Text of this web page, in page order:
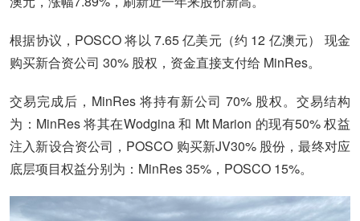
根据协议，POSCO 将以 7.65 亿美元（约 12 亿澳元） 现金
购买新合资公司 30% 股权，资金直接支付给 MinRes。
交易完成后，MinRes 将持有新公司 70% 股权。交易结构
为：MinRes 将其在Wodgina 和 Mt Marion 的现有50% 权益
注入新设合资公司，POSCO 购买新JV30% 股份，最终对应
底层项目权益分别为：MinRes 35%，POSCO 15%。